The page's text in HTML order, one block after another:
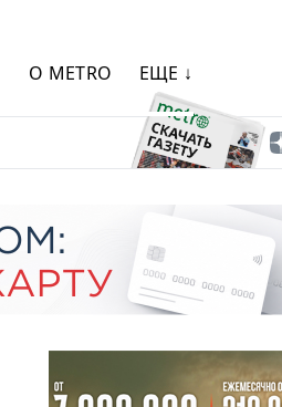
О METRO ЕЩЕ ↓